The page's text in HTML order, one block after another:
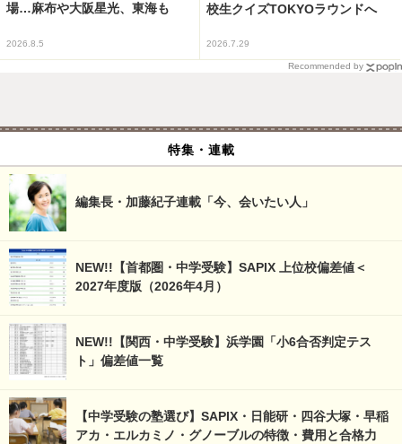
場…麻布や大阪星光、東海も
2026.8.5
校生クイズTOKYOラウンドへ
2026.7.29
Recommended by
特集・連載
編集長・加藤紀子連載「今、会いたい人」
NEW!!【首都圏・中学受験】SAPIX 上位校偏差値＜
2027年度版（2026年4月）
NEW!!【関西・中学受験】浜学園「小6合否判定テス
ト」偏差値一覧
【中学受験の塾選び】SAPIX・日能研・四谷大塚・早稲
アカ・エルカミノ・グノーブルの特徴・費用と合格力